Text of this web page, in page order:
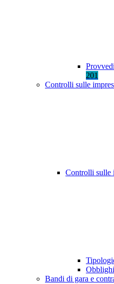
201
Controlli sulle
Controlli sulle
Bandi di gara e